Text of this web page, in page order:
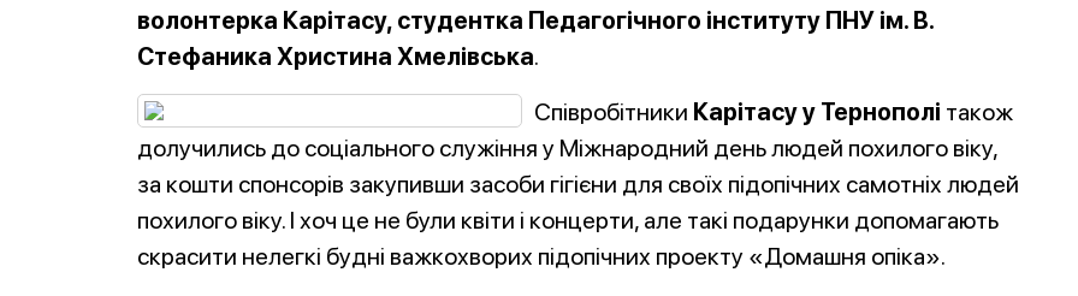
волонтерка Карітасу, студентка Педагогічного інституту ПНУ ім. В.
Стефаника Христина Хмелівська.
Співробітники Карітасу у Тернополі також
долучились до соціального служіння у Міжнародний день людей похилого віку,
за кошти спонсорів закупивши засоби гігієни для своїх підопічних самотніх людей
похилого віку. І хоч це не були квіти і концерти, але такі подарунки допомагають
скрасити нелегкі будні важкохворих підопічних проекту «Домашня опіка».